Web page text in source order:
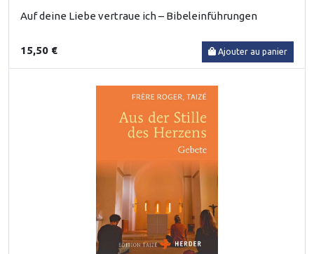
Auf deine Liebe vertraue ich – Bibeleinführungen
15,50 € Ajouter au panier